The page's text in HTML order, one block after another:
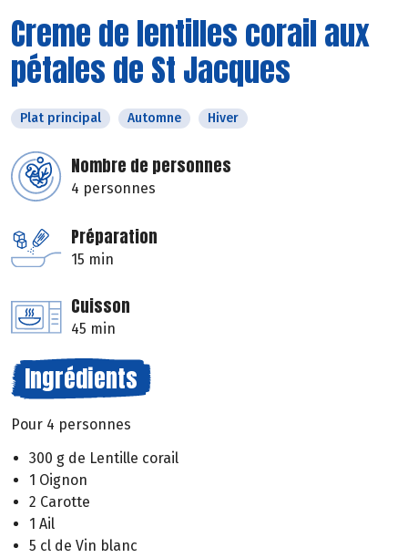
Creme de lentilles corail aux
pétales de St Jacques
Plat principal Automne Hiver
Nombre de personnes
4 personnes
Préparation
15 min
Cuisson
45 min
Ingrédients
Pour 4 personnes
300 g de Lentille corail
1 Oignon
2 Carotte
1 Ail
5 cl de Vin blanc